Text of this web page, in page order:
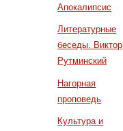
Апокалипсис
Литературные
беседы. Виктор
Рутминский
Нагорная
проповедь
Культура и